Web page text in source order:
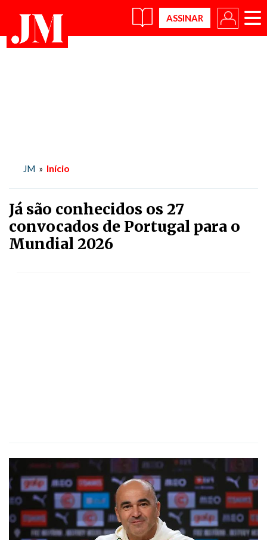
×
JM » Início
Já são conhecidos os 27
convocados de Portugal para o
Mundial 2026